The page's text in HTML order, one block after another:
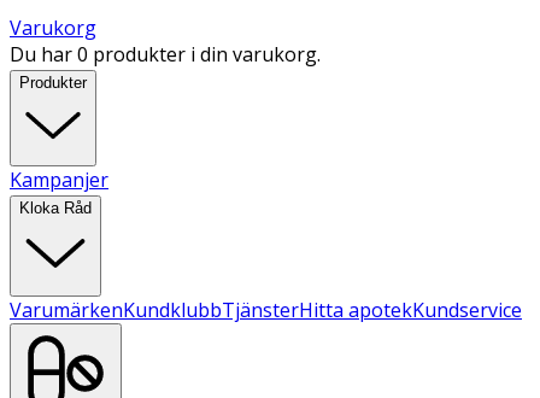
Varukorg
Du har 0 produkter i din varukorg.
Produkter
Kampanjer
Kloka Råd
VarumärkenKundklubbTjänsterHitta apotekKundservice